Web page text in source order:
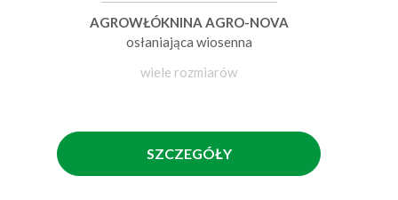
AGROWŁÓKNINA AGRO-NOVA
osłaniająca wiosenna
wiele rozmiarów
SZCZEGÓŁY